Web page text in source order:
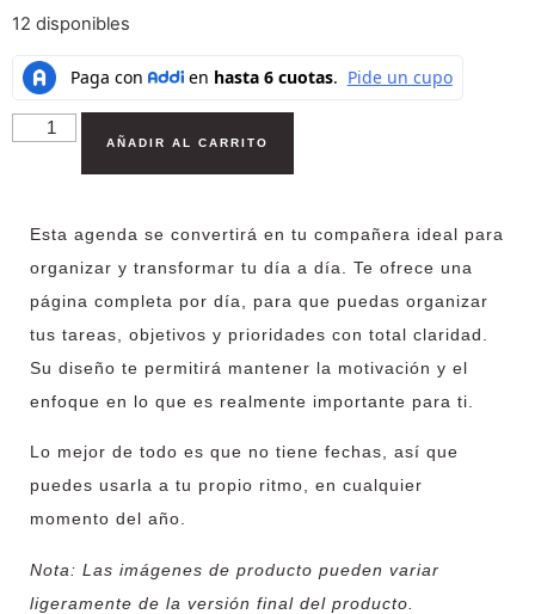
12 disponibles
AÑADIR AL CARRITO
Esta agenda se convertirá en tu compañera ideal para
organizar y transformar tu día a día. Te ofrece una
página completa por día
, para que puedas organizar
tus tareas, objetivos y prioridades con total claridad.
Su diseño te permitirá mantener la motivación y el
enfoque en lo que es realmente importante para ti.
Lo mejor de todo es que no tiene fechas, así que
puedes usarla a tu propio ritmo, en cualquier
momento del año.
Nota: Las imágenes de producto pueden variar
ligeramente de la versión final del producto.